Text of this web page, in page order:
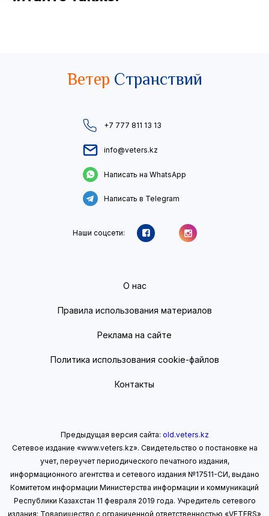
Ветер Странствий
+7 777 811 13 13
info@veters.kz
Написать на WhatsApp
Написать в Telegram
Наши соцсети:
О нас
Правила использования материалов
Реклама на сайте
Политика использования cookie-файлов
Контакты
Предыдущая версия сайта: old.veters.kz
Сетевое издание «www.veters.kz». Свидетельство о постановке на
учет, переучет периодического печатного издания,
информационного агентства и сетевого издания №17511-СИ, выдано
Комитетом информации Министерства информации и коммуникаций
Республики Казахстан 11 февраля 2019 года. Учредитель сетевого
издания: Товарищество с ограниченной ответственностью «VETERS»